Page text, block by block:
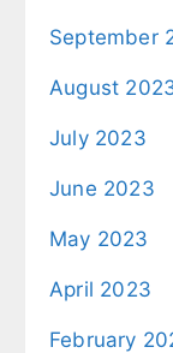
September
August
July 2023
June 2023
May 2023
April 2023
February